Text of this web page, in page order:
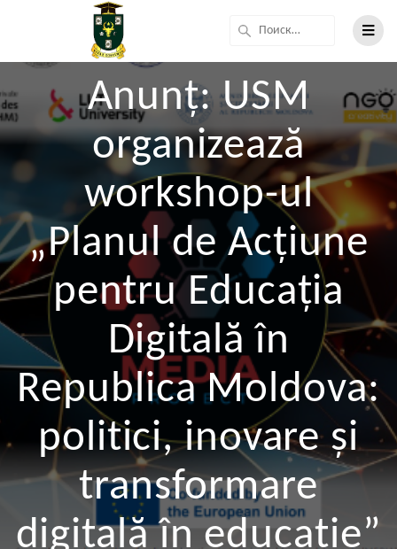
Anunț: USM
organizează
workshop-ul
„Planul de Acțiune
pentru Educația
Digitală în
Republica Moldova:
politici, inovare și
transformare
digitală în educație”